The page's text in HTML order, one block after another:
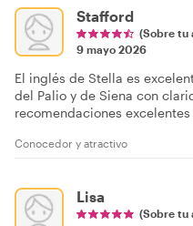
Stafford
(Sobre tu
9 mayo 2026
El inglés de Stella es
del Palio y de Siena con
recomendaciones
Conocedor y atractivo
Lisa
(Sobre tu